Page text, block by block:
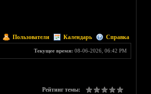
Пользователи Календарь Справка
Текущее время: 08-06-2026, 06:42 PM
Рейтинг темы: